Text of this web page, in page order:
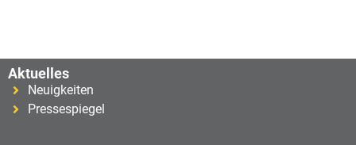
Aktuelles
Neuigkeiten
Pressespiegel